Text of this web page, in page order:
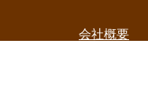
会社概要